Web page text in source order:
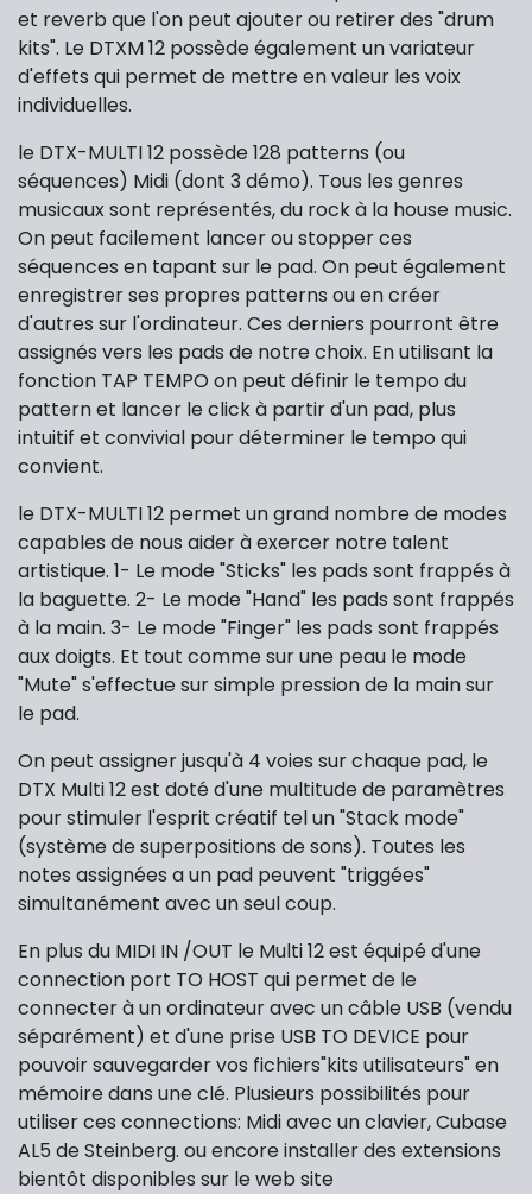
et reverb que l'on peut ajouter ou retirer des "drum
kits". Le DTXM 12 possède également un variateur
d'effets qui permet de mettre en valeur les voix
individuelles.
le DTX-MULTI 12 possède 128 patterns (ou
séquences) Midi (dont 3 démo). Tous les genres
musicaux sont représentés, du rock à la house music.
On peut facilement lancer ou stopper ces
séquences en tapant sur le pad. On peut également
enregistrer ses propres patterns ou en créer
d'autres sur l'ordinateur. Ces derniers pourront être
assignés vers les pads de notre choix. En utilisant la
fonction TAP TEMPO on peut définir le tempo du
pattern et lancer le click à partir d'un pad, plus
intuitif et convivial pour déterminer le tempo qui
convient.
le DTX-MULTI 12 permet un grand nombre de modes
capables de nous aider à exercer notre talent
artistique. 1- Le mode "Sticks" les pads sont frappés à
la baguette. 2- Le mode "Hand" les pads sont frappés
à la main. 3- Le mode "Finger" les pads sont frappés
aux doigts. Et tout comme sur une peau le mode
"Mute" s'effectue sur simple pression de la main sur
le pad.
On peut assigner jusqu'à 4 voies sur chaque pad, le
DTX Multi 12 est doté d'une multitude de paramètres
pour stimuler l'esprit créatif tel un "Stack mode"
(système de superpositions de sons). Toutes les
notes assignées a un pad peuvent "triggées"
simultanément avec un seul coup.
En plus du MIDI IN /OUT le Multi 12 est équipé d'une
connection port TO HOST qui permet de le
connecter à un ordinateur avec un câble USB (vendu
séparément) et d'une prise USB TO DEVICE pour
pouvoir sauvegarder vos fichiers"kits utilisateurs" en
mémoire dans une clé. Plusieurs possibilités pour
utiliser ces connections: Midi avec un clavier, Cubase
AL5 de Steinberg. ou encore installer des extensions
bientôt disponibles sur le web site